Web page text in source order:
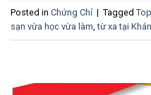
Posted in Chứng Chỉ | Tagged
sạn vừa học vừa làm,từ xa tại